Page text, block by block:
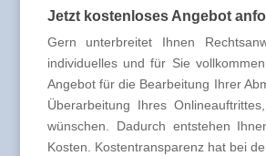
Jetzt kostenloses Angebot
Gern unterbreitet Ihnen
individuelles und für Sie
Angebot für die Bearbeitung Ihrer
Überarbeitung Ihres
wünschen. Dadurch entstehen
Kosten. Kostentransparenz hat bei